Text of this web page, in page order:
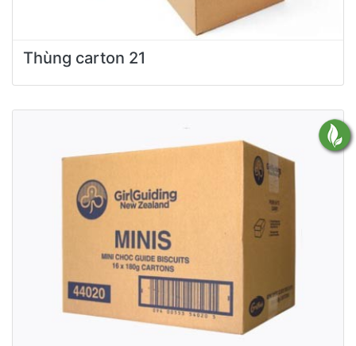
Thùng carton 21